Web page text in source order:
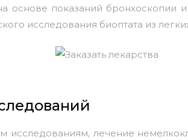
основе показаний бронхоскопии
исследования биоптата из
исследованиям, лечение